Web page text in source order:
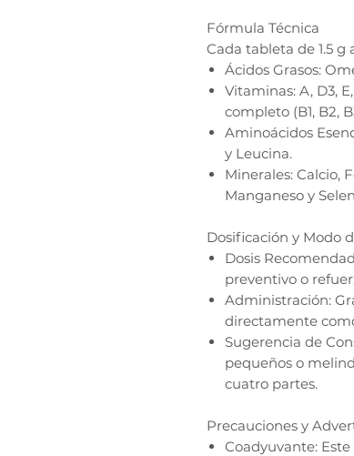
Fórmula Técnica
Cada tableta de 1.5
Ácidos Grasos:
Vitaminas: A, D3,
completo (B1, B2,
Aminoácidos
y Leucina.
Minerales: Calcio,
Manganeso y
Dosificación y Modo
Dosis
preventivo o
Administración:
directamente
Sugerencia de
pequeños o
cuatro partes.
Precauciones y
Coadyuvante: